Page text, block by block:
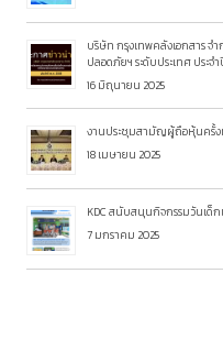
บริษัท กรุงเทพคลังเอกสาร จ
ปลอดภัยฯ ระดับประเทศ ประจำ
16 มิถุนายน 2025
งานประชุมสามัญผู้ถือหุ้นครั้ง
18 เมษายน 2025
KDC สนับสนุนกิจกรรมวันเด็ก
7 มกราคม 2025